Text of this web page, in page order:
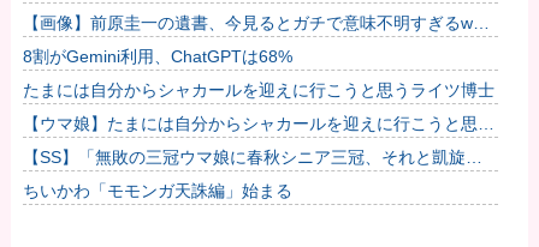
だろ…」他
【画像】前原圭一の遺書、今見るとガチで意味不明すぎるwww
他
8割がGemini利用、ChatGPTは68%
たまには自分からシャカールを迎えに行こうと思うライツ博士
【ウマ娘】たまには自分からシャカールを迎えに行こうと思う
ライツ博士
【SS】「無敗の三冠ウマ娘に春秋シニア三冠、それと凱旋門
で勝利したら結婚してもいいよ」と担当ウマ娘に発言した普通
のトレー...
ちいかわ「モモンガ天誅編」始まる